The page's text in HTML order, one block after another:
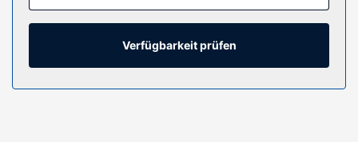
über kostenlose Toilettenartikel und Haartrockner
verfügen.
Ausstattung der Anlage
Massagen, Körperbehandlungen und
Verfügbarkeit prüfen